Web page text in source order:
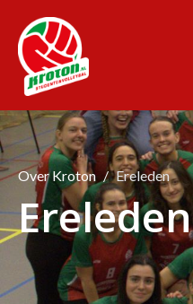
Over Kroton Ereleden
Ereleden